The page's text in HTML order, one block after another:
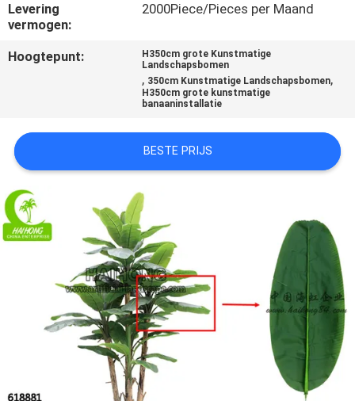
ONS
OP
GEVALLEN
OFFERTE
AANVRAGEN
SITEMAP
PRIVACYBELEID
Levering
vermogen:
2000Piece/Pieces per Maand
Hoogtepunt:
H350cm grote Kunstmatige
Landschapsbomen
, 350cm Kunstmatige Landschapsbomen,
H350cm grote kunstmatige
banaaninstallatie
BESTE PRIJS